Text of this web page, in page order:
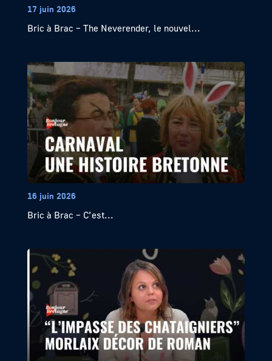
17 juin 2026
Bric à Brac – The Neverender, le nouvel...
16 juin 2026
Bric à Brac – C’est...